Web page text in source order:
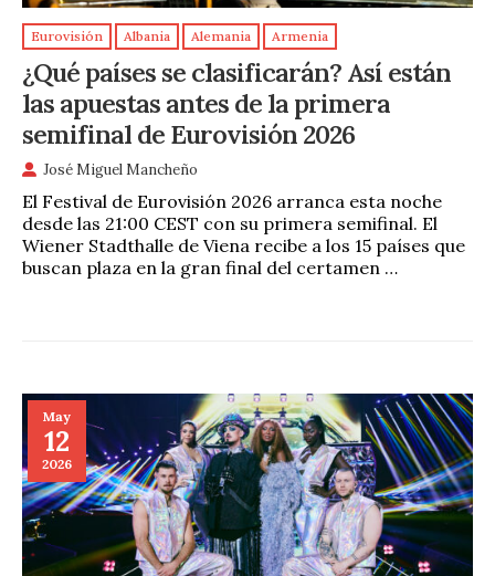
Eurovisión Albania Alemania Armenia
¿Qué países se clasificarán? Así están
las apuestas antes de la primera
semifinal de Eurovisión 2026
José Miguel Mancheño
El Festival de Eurovisión 2026 arranca esta noche
desde las 21:00 CEST con su primera semifinal. El
Wiener Stadthalle de Viena recibe a los 15 países que
buscan plaza en la gran final del certamen …
May
12
2026